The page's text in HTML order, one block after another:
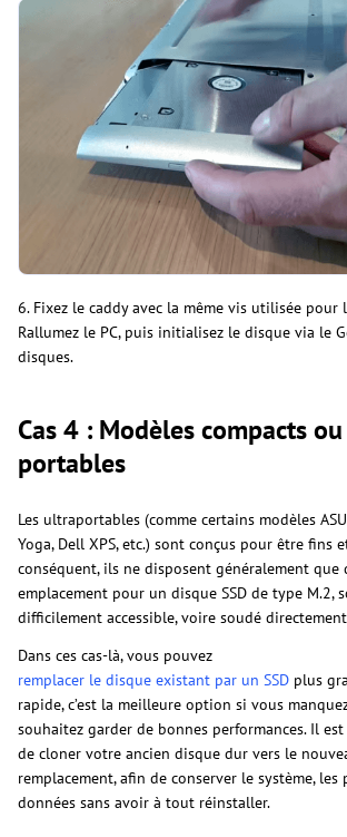
6. Fixez le caddy avec la même vis utilisée pour
Rallumez le PC, puis initialisez le disque via le
disques.
Cas 4 : Modèles compacts
portables
Les ultraportables (comme certains modèles
Yoga, Dell XPS, etc.) sont conçus pour être fins
conséquent, ils ne disposent généralement que
emplacement pour un disque SSD de type M.2,
difficilement accessible, voire soudé
Dans ces cas-là, vous pouvez
remplacer le disque existant par un SSD plus
rapide, c’est la meilleure option si vous
souhaitez garder de bonnes performances. Il
de cloner votre ancien disque dur vers le
remplacement, afin de conserver le système, les
données sans avoir à tout réinstaller.